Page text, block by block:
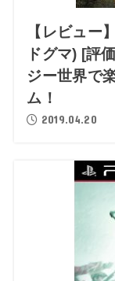
【レビュー
ドグマ) [評
ジー世界で
ム！
2019.04.20